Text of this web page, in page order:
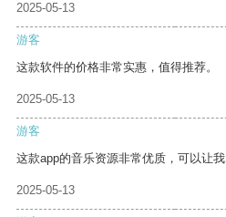
2025-05-13
游客
这款软件的价格非常实惠，值得推荐。
2025-05-13
游客
这款app的音乐资源非常优质，可以让我
2025-05-13